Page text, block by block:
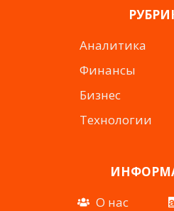
Аналитика
Финансы
Бизнес
Технологии
О нас